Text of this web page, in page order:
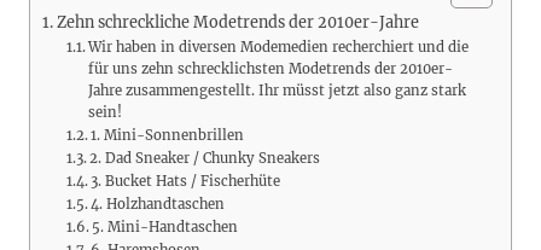
Zehn schreckliche Modetrends der 2010er-Jahre
Wir haben in diversen Modemedien recherchiert und die
für uns zehn schrecklichsten Modetrends der 2010er-
Jahre zusammengestellt. Ihr müsst jetzt also ganz stark
sein!
1. Mini-Sonnenbrillen
2. Dad Sneaker / Chunky Sneakers
3. Bucket Hats / Fischerhüte
4. Holzhandtaschen
5. Mini-Handtaschen